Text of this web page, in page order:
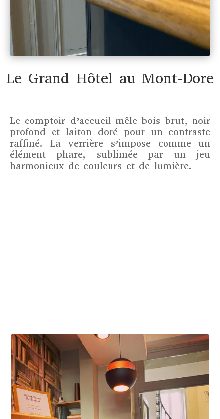
Le Grand Hôtel au Mont-Dore
Le comptoir d’accueil mêle bois brut, noir
profond et laiton doré pour un contraste
raffiné. La verrière s’impose comme un
élément phare, sublimée par un jeu
harmonieux de couleurs et de lumière.